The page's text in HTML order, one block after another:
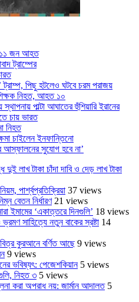
১১ জন আহত
ট্রাম্পের
ট্রাম্প, পিছু হটলেও ঘটবে চরম পরাজয়
নিহত, আহত ১০
পাল্টা আঘাতের হুঁশিয়ারি ইরানের
চায় ভারত
নিহত
চাইলেন ইনফান্তিনো
সুযোগ হবে না’
লাখ টাকা চাঁদা দাবি ও দেড় লাখ টাকা
পার্শ্বপ্রতিক্রিয়া 37 views
বেতন নির্ধারণ 21 views
ইমামের ‘একাত্তরে দিনগুলি’ 18 views
সাহিত্যে নতুন বাকের স্রষ্টা 14
কুরআনে বর্ণিত আছে 9 views
9 views
ভবিষ্যৎ: পেজেশকিয়ান 5 views
নিহত ৩ 5 views
করা অপরাধ নয়: জার্মান আদালত 5